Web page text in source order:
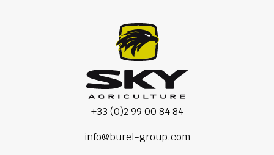
+33 (0)2 99 00 84 84
info@burel-group.com